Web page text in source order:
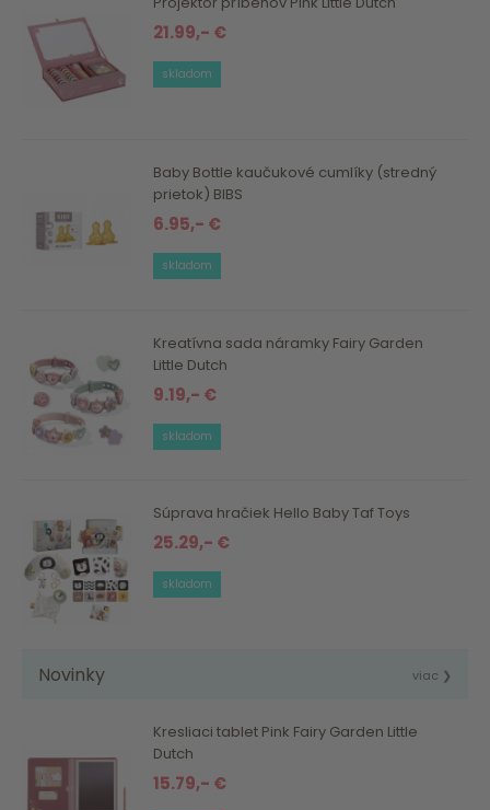
21.99,- €
skladom
Baby Bottle kaučukové cumlíky (stredný
prietok) BIBS
6.95,- €
skladom
Kreatívna sada náramky Fairy Garden
Little Dutch
9.19,- €
skladom
Súprava hračiek Hello Baby Taf Toys
25.29,- €
skladom
Novinky viac ❯
Kresliaci tablet Pink Fairy Garden Little
Dutch
15.79,- €